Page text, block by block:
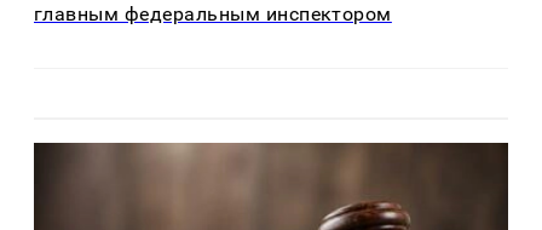
главным федеральным инспектором